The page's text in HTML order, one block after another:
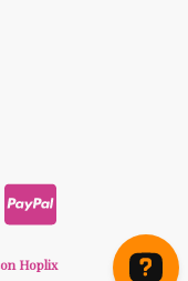
Hoplix